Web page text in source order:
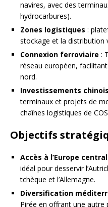
navires, avec des
hydrocarbures).
Zones logistiques :
stockage et la distribution
Connexion ferroviaire :
réseau européen,
nord.
Investissements chinois
terminaux et projets de
chaînes logistiques de
Objectifs
Accès à l’Europe
idéal pour desservir
tchèque et l’Allemagne.
Diversification
Pirée en offrant une autre